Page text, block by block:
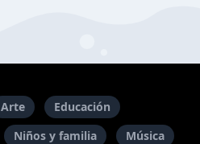
Arte
Educación
Niños y familia
Música